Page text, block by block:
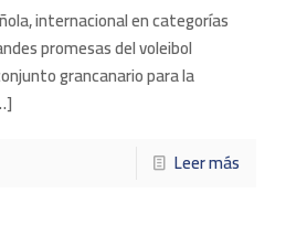
internacional en categorías
promesas del voleibol
grancanario para la
Leer más